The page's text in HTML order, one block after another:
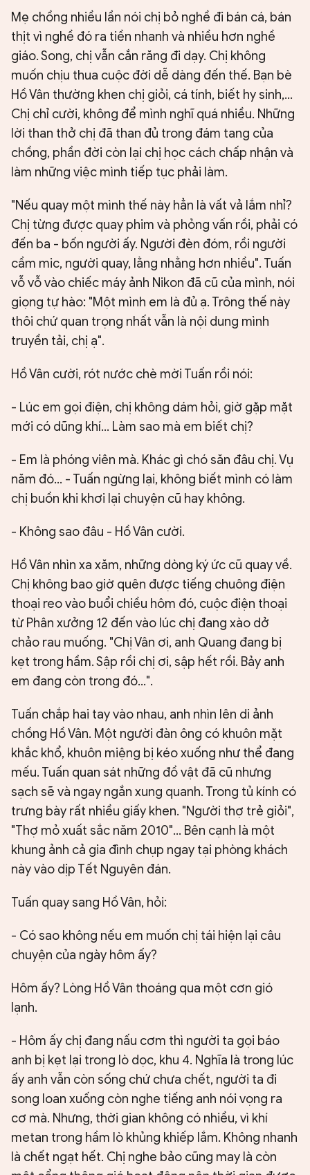
Mẹ chồng nhiều lần nói chị bỏ nghề đi bán cá, bán
thịt vì nghề đó ra tiền nhanh và nhiều hơn nghề
giáo. Song, chị vẫn cắn răng đi dạy. Chị không
muốn chịu thua cuộc đời dễ dàng đến thế. Bạn bè
Hồ Vân thường khen chị giỏi, cá tính, biết hy sinh,...
Chị chỉ cười, không để mình nghĩ quá nhiều. Những
lời than thở chị đã than đủ trong đám tang của
chồng, phần đời còn lại chị học cách chấp nhận và
làm những việc mình tiếp tục phải làm.
"Nếu quay một mình thế này hẳn là vất vả lắm nhỉ?
Chị từng được quay phim và phỏng vấn rồi, phải có
đến ba - bốn người ấy. Người đèn đóm, rồi người
cầm mic, người quay, lằng nhằng hơn nhiều". Tuấn
vỗ vỗ vào chiếc máy ảnh Nikon đã cũ của mình, nói
giọng tự hào: "Một mình em là đủ ạ. Trông thế này
thôi chứ quan trọng nhất vẫn là nội dung mình
truyền tải, chị ạ".
Hồ Vân cười, rót nước chè mời Tuấn rồi nói:
- Lúc em gọi điện, chị không dám hỏi, giờ gặp mặt
mới có dũng khí... Làm sao mà em biết chị?
- Em là phóng viên mà. Khác gì chó săn đâu chị. Vụ
năm đó... - Tuấn ngừng lại, không biết mình có làm
chị buồn khi khơi lại chuyện cũ hay không.
- Không sao đâu - Hồ Vân cười.
Hồ Vân nhìn xa xăm, những dòng ký ức cũ quay về.
Chị không bao giờ quên được tiếng chuông điện
thoại reo vào buổi chiều hôm đó, cuộc điện thoại
từ Phân xưởng 12 đến vào lúc chị đang xào dở
chảo rau muống. "Chị Vân ơi, anh Quang đang bị
kẹt trong hầm. Sập rồi chị ơi, sập hết rồi. Bảy anh
em đang còn trong đó...".
Tuấn chắp hai tay vào nhau, anh nhìn lên di ảnh
chồng Hồ Vân. Một người đàn ông có khuôn mặt
khắc khổ, khuôn miệng bị kéo xuống như thể đang
mếu. Tuấn quan sát những đồ vật đã cũ nhưng
sạch sẽ và ngay ngắn xung quanh. Trong tủ kính có
trưng bày rất nhiều giấy khen. "Người thợ trẻ giỏi",
"Thợ mỏ xuất sắc năm 2010"... Bên cạnh là một
khung ảnh cả gia đình chụp ngay tại phòng khách
này vào dịp Tết Nguyên đán.
Tuấn quay sang Hồ Vân, hỏi:
- Có sao không nếu em muốn chị tái hiện lại câu
chuyện của ngày hôm ấy?
Hôm ấy? Lòng Hồ Vân thoáng qua một cơn gió
lạnh.
- Hôm ấy chị đang nấu cơm thì người ta gọi báo
anh bị kẹt lại trong lò dọc, khu 4. Nghĩa là trong lúc
ấy anh vẫn còn sống chứ chưa chết, người ta đi
song loan xuống còn nghe tiếng anh nói vọng ra
cơ mà. Nhưng, thời gian không có nhiều, vì khí
metan trong hầm lò khủng khiếp lắm. Không nhanh
là chết ngạt hết. Chị nghe bảo cũng may là còn